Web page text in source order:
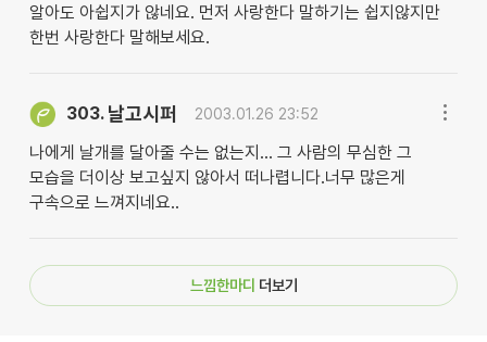
알아도 아쉽지가 않네요. 먼저 사랑한다 말하기는 쉽지않지만
한번 사랑한다 말해보세요.
303. 날고시퍼 2003.01.26 23:52
나에게 날개를 달아줄 수는 없는지... 그 사람의 무심한 그
모습을 더이상 보고싶지 않아서 떠나렵니다.너무 많은게
구속으로 느껴지네요..
느낌한마디 더보기